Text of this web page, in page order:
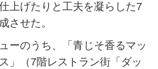
上げたりと工夫を凝らした7
させた。
ーのうち、「青じそ香るマッ
」（7階レストラン街「ダッ